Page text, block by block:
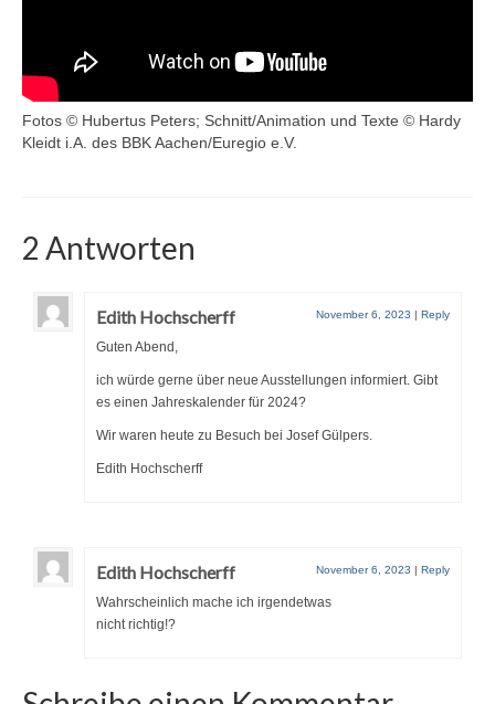
Fotos © Hubertus Peters; Schnitt/Animation und Texte © Hardy
Kleidt i.A. des BBK Aachen/Euregio e.V.
2 Antworten
Edith Hochscherff November 6, 2023 | Reply
Guten Abend,
ich würde gerne über neue Ausstellungen informiert. Gibt
es einen Jahreskalender für 2024?
Wir waren heute zu Besuch bei Josef Gülpers.
Edith Hochscherff
Edith Hochscherff November 6, 2023 | Reply
Wahrscheinlich mache ich irgendetwas
nicht richtig!?